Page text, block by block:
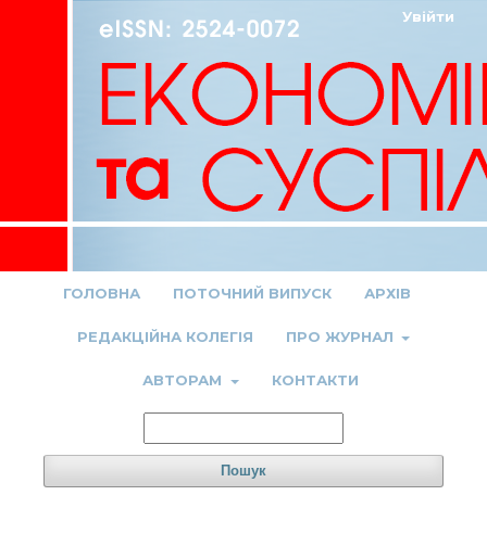
ГОЛОВНА ПОТОЧНИЙ ВИПУСК АРХІВ
РЕДАКЦІЙНА КОЛЕГІЯ ПРО ЖУРНАЛ
АВТОРАМ КОНТАКТИ
Пошук
Увійти